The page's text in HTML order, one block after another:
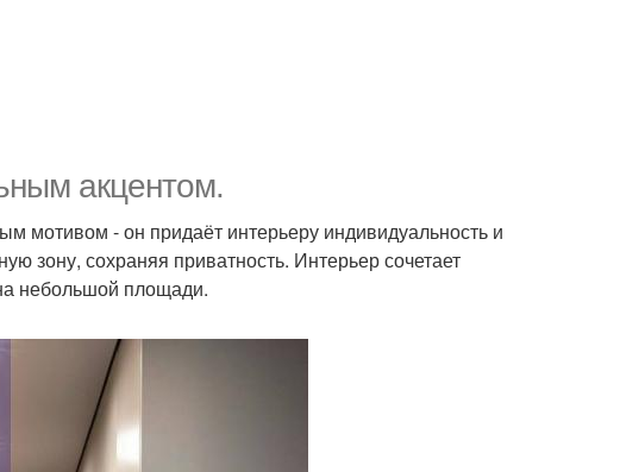
акцентом.
мотивом - он придаёт интерьеру индивидуальность и
зону, сохраняя приватность. Интерьер сочетает
небольшой площади.